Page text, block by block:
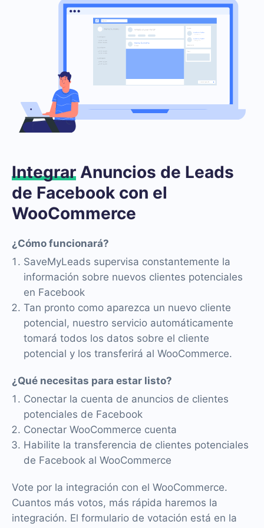
Integrar Anuncios de Leads
de Facebook con el
WooCommerce
¿Cómo funcionará?
SaveMyLeads supervisa constantemente la
información sobre nuevos clientes potenciales
en Facebook
Tan pronto como aparezca un nuevo cliente
potencial, nuestro servicio automáticamente
tomará todos los datos sobre el cliente
potencial y los transferirá al WooCommerce.
¿Qué necesitas para estar listo?
Conectar la cuenta de anuncios de clientes
potenciales de Facebook
Conectar WooCommerce cuenta
Habilite la transferencia de clientes potenciales
de Facebook al WooCommerce
Vote por la integración con el WooCommerce.
Cuantos más votos, más rápida haremos la
integración. El formulario de votación está en la